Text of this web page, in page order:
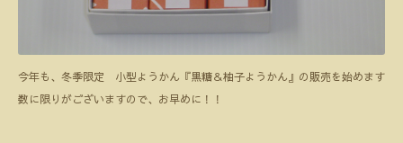
今年も、冬季限定 小型ようかん『黒糖＆柚子ようかん』の販売を始めます
数に限りがございますので、お早めに！！